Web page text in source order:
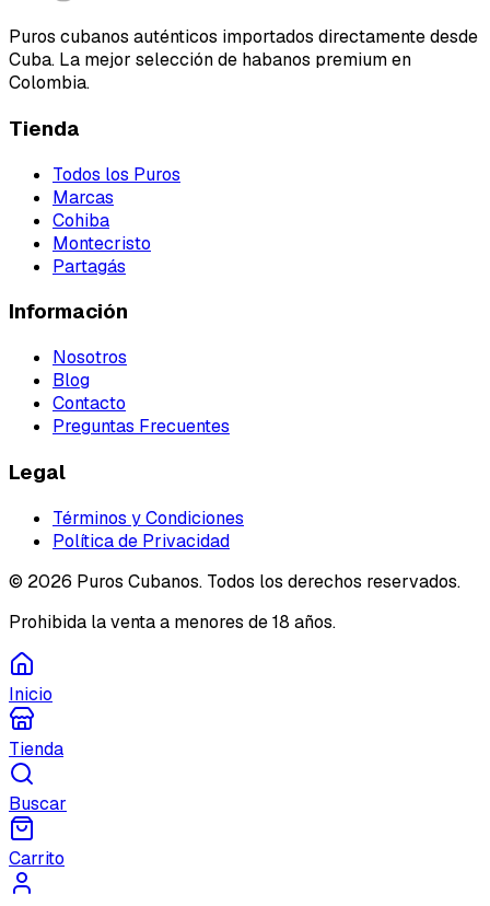
Puros cubanos auténticos importados directamente desde
Cuba. La mejor selección de habanos premium en
Colombia.
Tienda
Todos los Puros
Marcas
Cohiba
Montecristo
Partagás
Información
Nosotros
Blog
Contacto
Preguntas Frecuentes
Legal
Términos y Condiciones
Política de Privacidad
© 2026 Puros Cubanos. Todos los derechos reservados.
Prohibida la venta a menores de 18 años.
Inicio
Tienda
Buscar
Carrito